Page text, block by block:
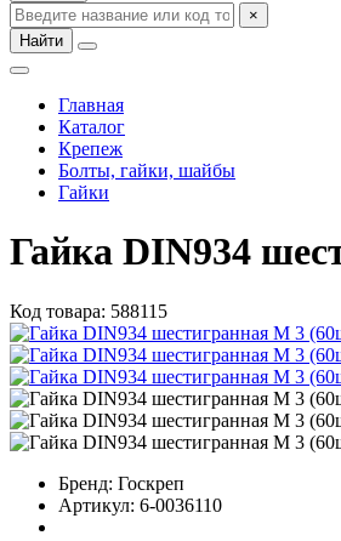
×
Найти
Главная
Каталог
Крепеж
Болты, гайки, шайбы
Гайки
Гайка DIN934
Код товара: 588115
Бренд: Госкреп
Артикул: 6-0036110